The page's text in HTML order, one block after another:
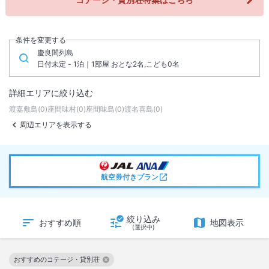
条件を変更する
慶良間列島
日付未定 - 1泊｜1部屋 おとな2名,こども0名
詳細エリアに絞り込む
渡嘉敷島(0)座間味村(0)座間味島(0)渡名喜島(0)
周辺エリアを表示する
航空券付きプラン
おすすめ順 絞り込み
(選択中) 地図表示
おすすめのコテージ・貸別荘
この絞り込み条件を解除